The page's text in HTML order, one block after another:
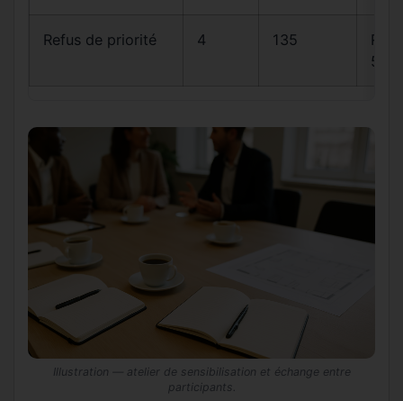
Refus de priorité 4 135
5
Illustration — atelier de sensibilisation et échange entre
participants.